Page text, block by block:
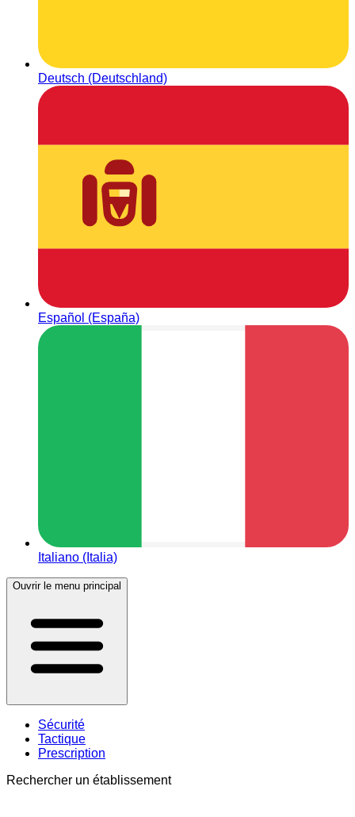
Deutsch (Deutschland)
Español (España)
Italiano (Italia)
Ouvrir le menu principal
Sécurité
Tactique
Prescription
Rechercher un établissement